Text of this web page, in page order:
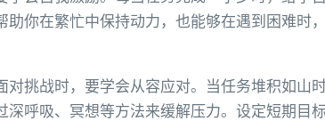
助你在繁忙中保持动力，也能够在遇到困难时
对挑战时，要学会从容应对。当任务堆积如山
深呼吸、冥想等方法来缓解压力。设定短期目